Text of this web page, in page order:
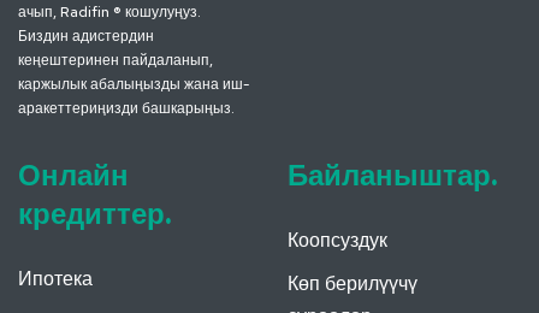
ачып, Radifin ® кошулуңуз.
Биздин адистердин
кеңештеринен пайдаланып,
каржылык абалыңызды жана иш-
аракеттериңизди башкарыңыз.
Онлайн
кредиттер.
Ипотека
Байланыштар.
Коопсуздук
Көп берилүүчү